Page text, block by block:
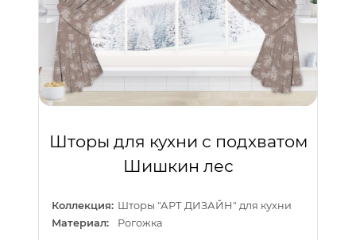
Шторы для кухни с подхватом
Шишкин лес
Коллекция: Шторы "АРТ ДИЗАЙН" для кухни
Материал:
Рогожка